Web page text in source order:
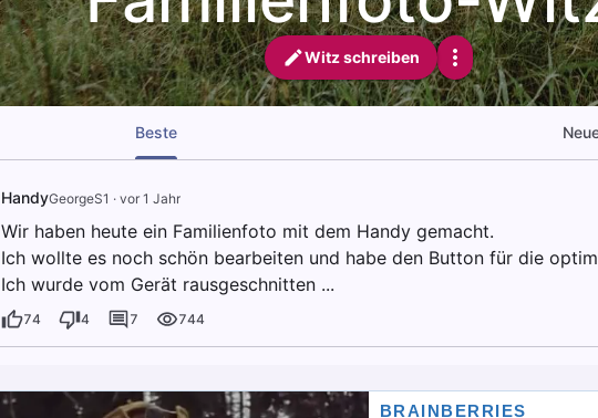
Witz schreiben
Beste
HandyGeorgeS1 · vor 1 Jahr
Wir haben heute ein Familienfoto mit dem Handy gemacht.
Ich wollte es noch schön bearbeiten und habe den Button für die
Ich wurde vom Gerät rausgeschnitten ...
74 4 7 744